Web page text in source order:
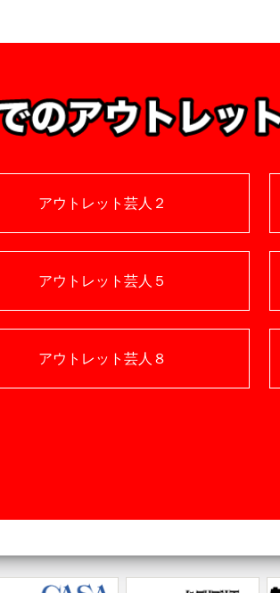
アウトレット芸人２
アウトレット芸人５
アウトレット芸人８